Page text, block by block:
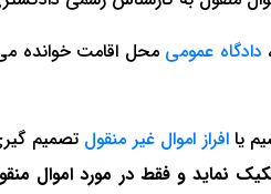
دادگاه عمومی
یاافراز اموال غیر منقول تصمیم
نماید و فقط در مورد اموال